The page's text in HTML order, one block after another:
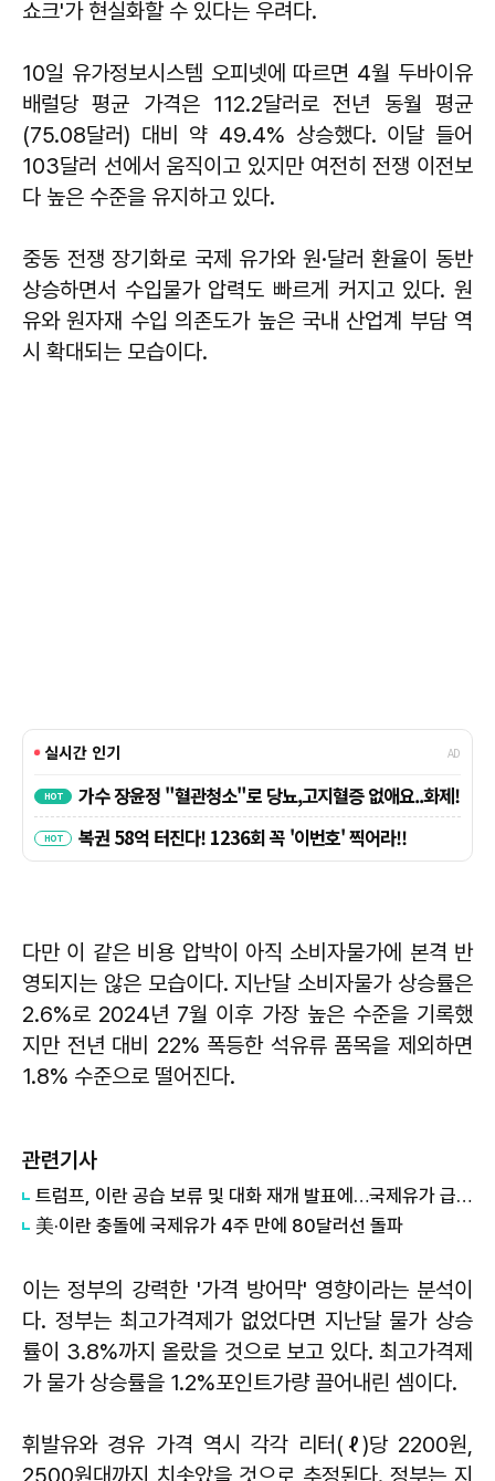
쇼크'가 현실화할 수 있다는 우려다.
10일 유가정보시스템 오피넷에 따르면 4월 두바이유
배럴당 평균 가격은 112.2달러로 전년 동월 평균
(75.08달러) 대비 약 49.4% 상승했다. 이달 들어
103달러 선에서 움직이고 있지만 여전히 전쟁 이전보
다 높은 수준을 유지하고 있다.
중동 전쟁 장기화로 국제 유가와 원·달러 환율이 동반
상승하면서 수입물가 압력도 빠르게 커지고 있다. 원
유와 원자재 수입 의존도가 높은 국내 산업계 부담 역
시 확대되는 모습이다.
다만 이 같은 비용 압박이 아직 소비자물가에 본격 반
영되지는 않은 모습이다. 지난달 소비자물가 상승률은
2.6%로 2024년 7월 이후 가장 높은 수준을 기록했
지만 전년 대비 22% 폭등한 석유류 품목을 제외하면
1.8% 수준으로 떨어진다.
관련기사
트럼프, 이란 공습 보류 및 대화 재개 발표에…국제유가 급락·美 주가지수 선물 상승
美·이란 충돌에 국제유가 4주 만에 80달러선 돌파
이는 정부의 강력한 '가격 방어막' 영향이라는 분석이
다. 정부는 최고가격제가 없었다면 지난달 물가 상승
률이 3.8%까지 올랐을 것으로 보고 있다. 최고가격제
가 물가 상승률을 1.2%포인트가량 끌어내린 셈이다.
휘발유와 경유 가격 역시 각각 리터(ℓ)당 2200원,
2500원대까지 치솟았을 것으로 추정된다. 정부는 지